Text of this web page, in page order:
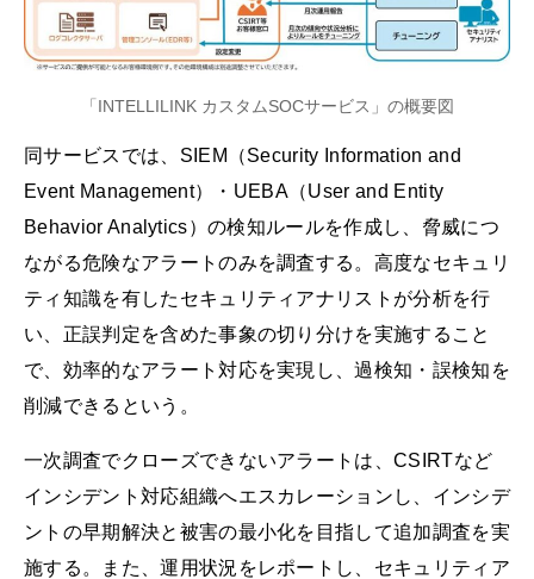
「INTELLILINK カスタムSOCサービス」の概要図
同サービスでは、SIEM（Security Information and
Event Management）・UEBA（User and Entity
Behavior Analytics）の検知ルールを作成し、脅威につ
ながる危険なアラートのみを調査する。高度なセキュリ
ティ知識を有したセキュリティアナリストが分析を行
い、正誤判定を含めた事象の切り分けを実施すること
で、効率的なアラート対応を実現し、過検知・誤検知を
削減できるという。
一次調査でクローズできないアラートは、CSIRTなど
インシデント対応組織へエスカレーションし、インシデ
ントの早期解決と被害の最小化を目指して追加調査を実
施する。また、運用状況をレポートし、セキュリティア